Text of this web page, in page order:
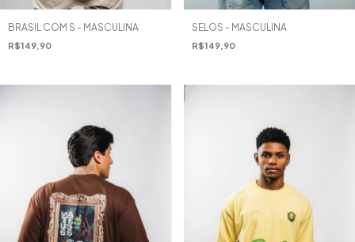
BRASIL COM S - MASCULINA
R$149,90
SELOS - MASCULINA
R$149,90